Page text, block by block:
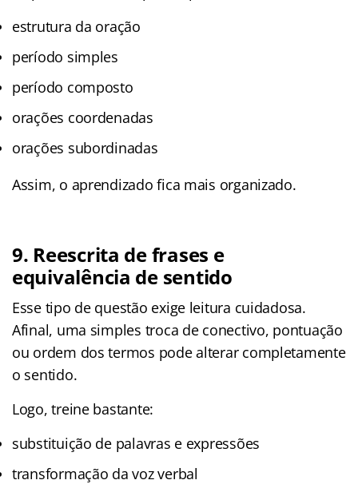
estrutura da oração
período simples
período composto
orações coordenadas
orações subordinadas
Assim, o aprendizado fica mais organizado.
9. Reescrita de frases e
equivalência de sentido
Esse tipo de questão exige leitura cuidadosa.
Afinal, uma simples troca de conectivo, pontuação
ou ordem dos termos pode alterar completamente
o sentido.
Logo, treine bastante:
substituição de palavras e expressões
transformação da voz verbal